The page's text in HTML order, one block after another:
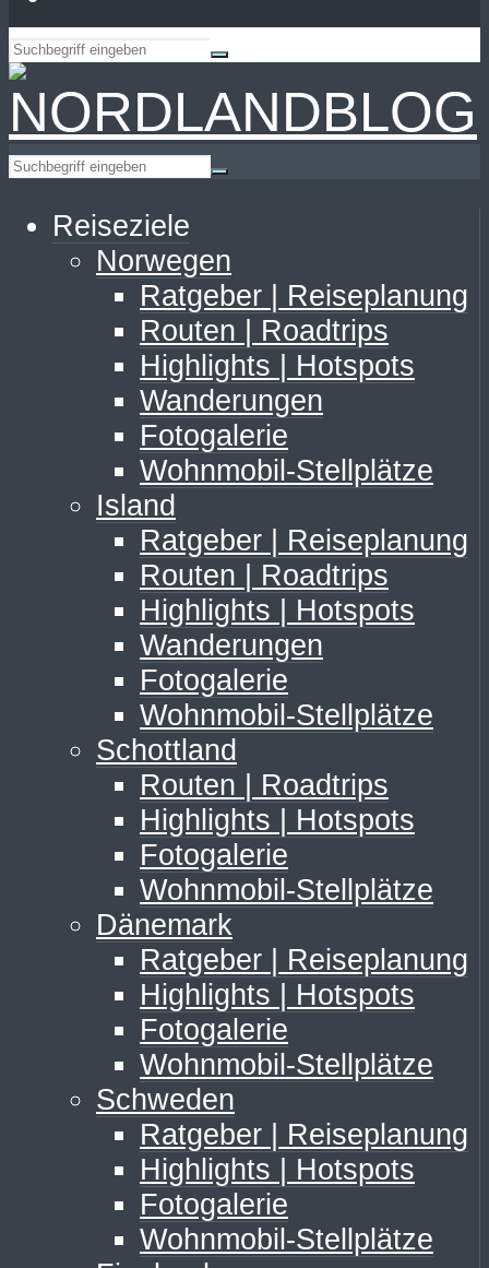
Reiseziele
Norwegen
Ratgeber | Reiseplanung
Routen | Roadtrips
Highlights | Hotspots
Wanderungen
Fotogalerie
Wohnmobil-Stellplätze
Island
Ratgeber | Reiseplanung
Routen | Roadtrips
Highlights | Hotspots
Wanderungen
Fotogalerie
Wohnmobil-Stellplätze
Schottland
Routen | Roadtrips
Highlights | Hotspots
Fotogalerie
Wohnmobil-Stellplätze
Dänemark
Ratgeber | Reiseplanung
Highlights | Hotspots
Fotogalerie
Wohnmobil-Stellplätze
Schweden
Ratgeber | Reiseplanung
Highlights | Hotspots
Fotogalerie
Wohnmobil-Stellplätze